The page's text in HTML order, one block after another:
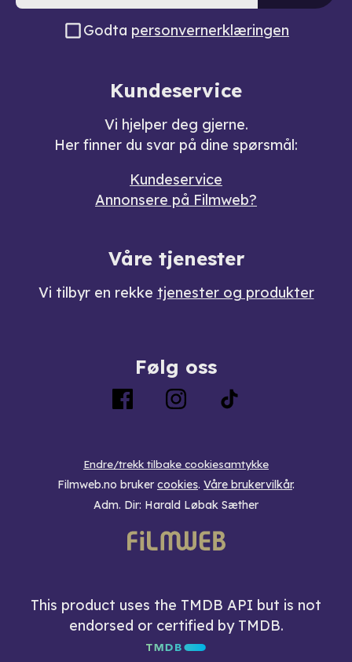
Godta personvernerklæringen
Kundeservice
Vi hjelper deg gjerne.
Her finner du svar på dine spørsmål:
Kundeservice
Annonsere på Filmweb?
Våre tjenester
Vi tilbyr en rekke tjenester og produkter
Følg oss
Endre/trekk tilbake cookiesamtykke
Filmweb.no bruker cookies. Våre brukervilkår.
Adm. Dir: Harald Løbak Sæther
This product uses the TMDB API but is not
endorsed or certified by TMDB.